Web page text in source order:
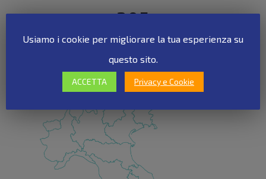
205
PIAZZOLE ESPOSITIVE
Usiamo i cookie per migliorare la tua esperienza su
questo sito.
ACCETTA Privacy e Cookie